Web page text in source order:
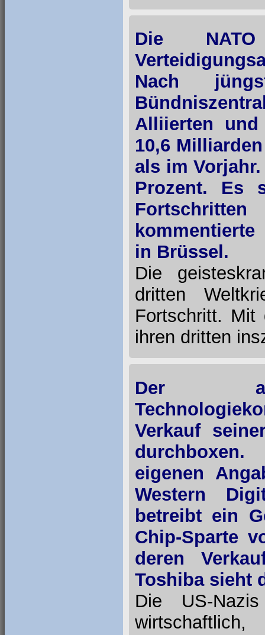
Die
Nach
Alliierten
10,6
als im
Prozent. Es
Fortschritten
kommentierte
in Brüssel.
Die
dritten
Fortschritt. Mit
ihren dritten
Der
Verkauf
eigenen
Western
betreibt ein
Chip-Sparte
deren
Toshiba sieht
Die US-